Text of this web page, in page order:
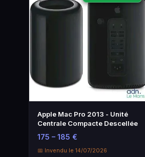
Apple Mac Pro 2013 - Unité
Centrale Compacte Descellée
175 – 185 €
📅 Invendu le 14/07/2026